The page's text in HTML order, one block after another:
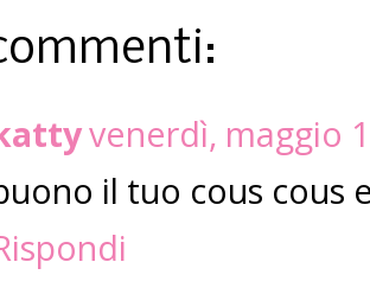
venerdì, maggio
il tuo cous cous